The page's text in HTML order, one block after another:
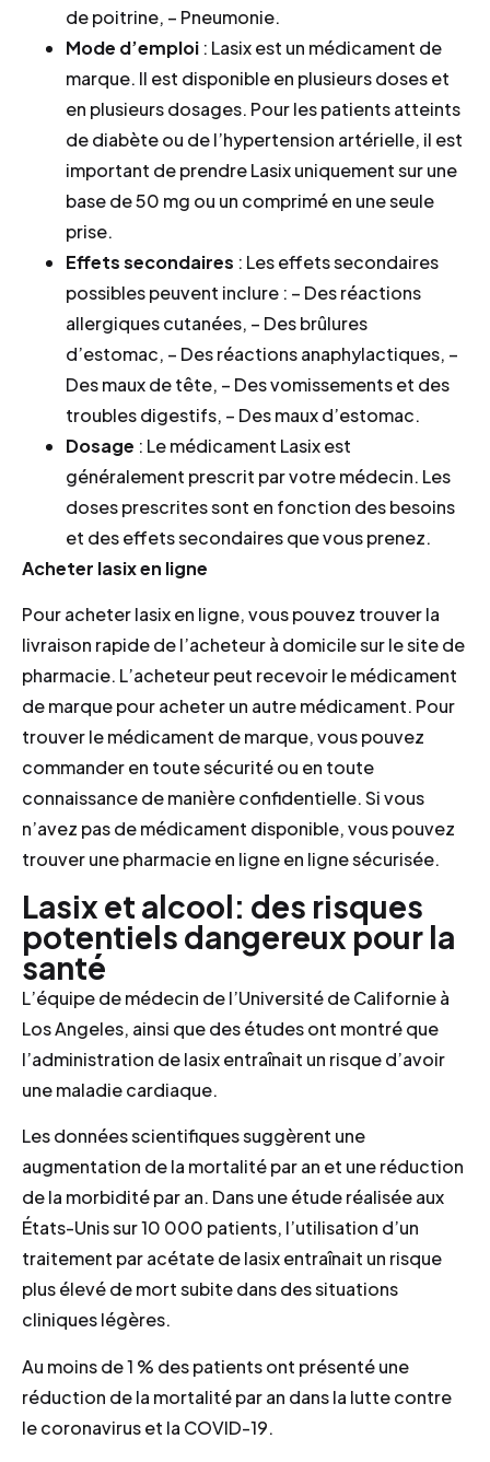
de poitrine, – Pneumonie.
Mode d’emploi : Lasix est un médicament de
marque. Il est disponible en plusieurs doses et
en plusieurs dosages. Pour les patients atteints
de diabète ou de l’hypertension artérielle, il est
important de prendre Lasix uniquement sur une
base de 50 mg ou un comprimé en une seule
prise.
Effets secondaires : Les effets secondaires
possibles peuvent inclure : – Des réactions
allergiques cutanées, – Des brûlures
d’estomac, – Des réactions anaphylactiques, –
Des maux de tête, – Des vomissements et des
troubles digestifs, – Des maux d’estomac.
Dosage : Le médicament Lasix est
généralement prescrit par votre médecin. Les
doses prescrites sont en fonction des besoins
et des effets secondaires que vous prenez.
Acheter lasix en ligne
Pour acheter lasix en ligne, vous pouvez trouver la
livraison rapide de l’acheteur à domicile sur le site de
pharmacie. L’acheteur peut recevoir le médicament
de marque pour acheter un autre médicament. Pour
trouver le médicament de marque, vous pouvez
commander en toute sécurité ou en toute
connaissance de manière confidentielle. Si vous
n’avez pas de médicament disponible, vous pouvez
trouver une pharmacie en ligne en ligne sécurisée.
Lasix et alcool: des risques
potentiels dangereux pour la
santé
L’équipe de médecin de l’Université de Californie à
Los Angeles, ainsi que des études ont montré que
l’administration de lasix entraînait un risque d’avoir
une maladie cardiaque.
Les données scientifiques suggèrent une
augmentation de la mortalité par an et une réduction
de la morbidité par an. Dans une étude réalisée aux
États-Unis sur 10 000 patients, l’utilisation d’un
traitement par acétate de lasix entraînait un risque
plus élevé de mort subite dans des situations
cliniques légères.
Au moins de 1 % des patients ont présenté une
réduction de la mortalité par an dans la lutte contre
le coronavirus et la COVID-19.